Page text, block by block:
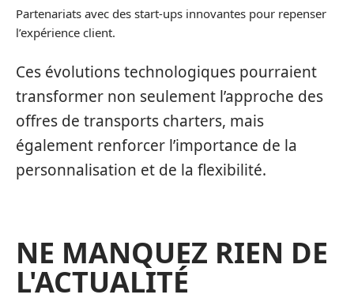
Partenariats avec des start-ups innovantes pour repenser
l’expérience client.
Ces évolutions technologiques pourraient
transformer non seulement l’approche des
offres de transports charters, mais
également renforcer l’importance de la
personnalisation et de la flexibilité.
NE MANQUEZ RIEN DE
L'ACTUALITÉ